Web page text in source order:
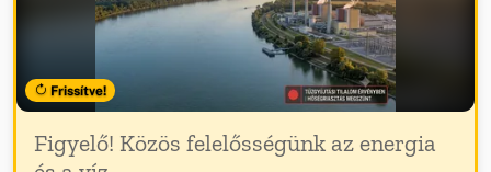
Frissítve!
Figyelő! Közös felelősségünk az energia